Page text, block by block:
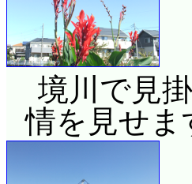
境川で見
情を見せ